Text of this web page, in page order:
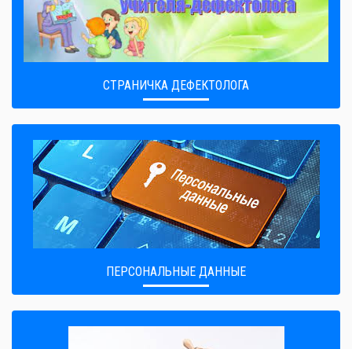
СТРАНИЧКА ДЕФЕКТОЛОГА
ПЕРСОНАЛЬНЫЕ ДАННЫЕ